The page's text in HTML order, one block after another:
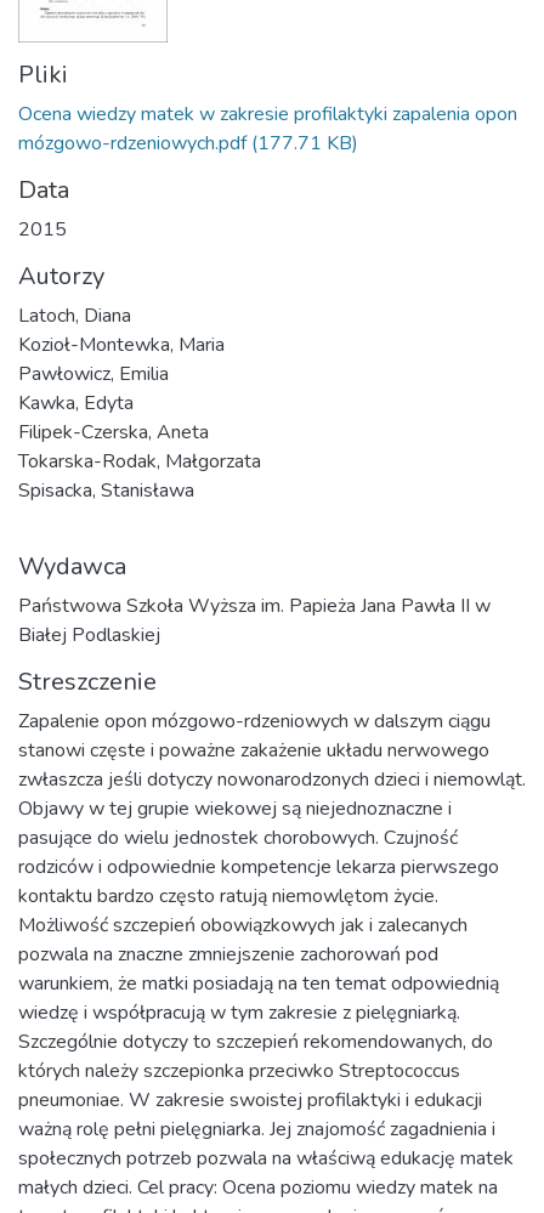
Pliki
Ocena wiedzy matek w zakresie profilaktyki zapalenia opon
mózgowo-rdzeniowych.pdf (177.71 KB)
Data
2015
Autorzy
Latoch, Diana
Kozioł-Montewka, Maria
Pawłowicz, Emilia
Kawka, Edyta
Filipek-Czerska, Aneta
Tokarska-Rodak, Małgorzata
Spisacka, Stanisława
Wydawca
Państwowa Szkoła Wyższa im. Papieża Jana Pawła II w
Białej Podlaskiej
Streszczenie
Zapalenie opon mózgowo-rdzeniowych w dalszym ciągu
stanowi częste i poważne zakażenie układu nerwowego
zwłaszcza jeśli dotyczy nowonarodzonych dzieci i niemowląt.
Objawy w tej grupie wiekowej są niejednoznaczne i
pasujące do wielu jednostek chorobowych. Czujność
rodziców i odpowiednie kompetencje lekarza pierwszego
kontaktu bardzo często ratują niemowlętom życie.
Możliwość szczepień obowiązkowych jak i zalecanych
pozwala na znaczne zmniejszenie zachorowań pod
warunkiem, że matki posiadają na ten temat odpowiednią
wiedzę i współpracują w tym zakresie z pielęgniarką.
Szczególnie dotyczy to szczepień rekomendowanych, do
których należy szczepionka przeciwko Streptococcus
pneumoniae. W zakresie swoistej profilaktyki i edukacji
ważną rolę pełni pielęgniarka. Jej znajomość zagadnienia i
społecznych potrzeb pozwala na właściwą edukację matek
małych dzieci. Cel pracy: Ocena poziomu wiedzy matek na